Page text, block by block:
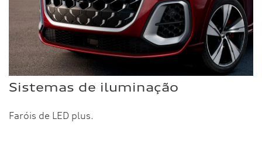
Sistemas de iluminação
Faróis de LED plus.